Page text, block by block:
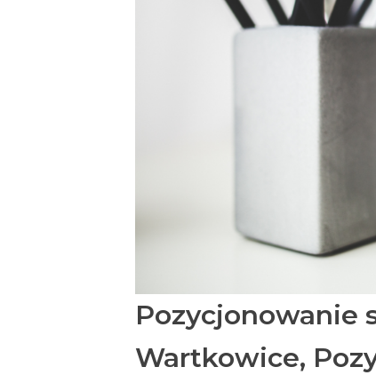
Pozycjonowanie
Wartkowice,